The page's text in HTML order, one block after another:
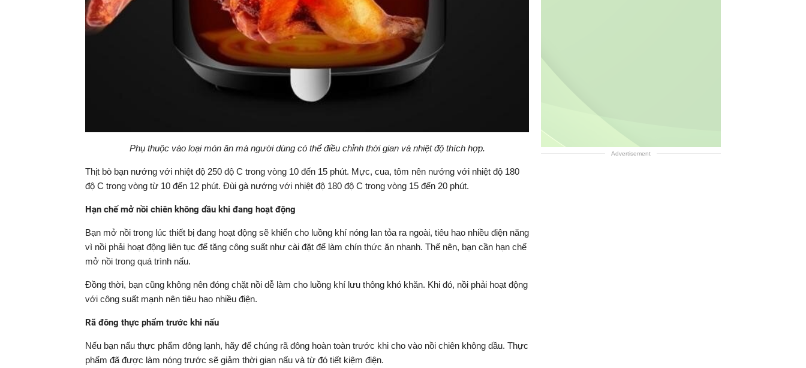
Phụ thuộc vào loại món ăn mà người dùng có thể điều chỉnh thời gian và nhiệt độ thích hợp.
Thịt bò bạn nướng với nhiệt độ 250 độ C trong vòng 10 đến 15 phút. Mực, cua, tôm nên nướng với nhiệt độ 180
độ C trong vòng từ 10 đến 12 phút. Đùi gà nướng với nhiệt độ 180 độ C trong vòng 15 đến 20 phút.
Hạn chế mở nồi chiên không dầu khi đang hoạt động
Bạn mở nồi trong lúc thiết bị đang hoạt động sẽ khiến cho luồng khí nóng lan tỏa ra ngoài, tiêu hao nhiều điện năng
vì nồi phải hoạt động liên tục để tăng công suất như cài đặt để làm chín thức ăn nhanh. Thế nên, bạn cần hạn chế
mở nồi trong quá trình nấu.
Đồng thời, bạn cũng không nên đóng chặt nồi dễ làm cho luồng khí lưu thông khó khăn. Khi đó, nồi phải hoạt động
với công suất mạnh nên tiêu hao nhiều điện.
Rã đông thực phẩm trước khi nấu
Nếu bạn nấu thực phẩm đông lạnh, hãy để chúng rã đông hoàn toàn trước khi cho vào nồi chiên không dầu. Thực
phẩm đã được làm nóng trước sẽ giảm thời gian nấu và từ đó tiết kiệm điện.
Advertisement